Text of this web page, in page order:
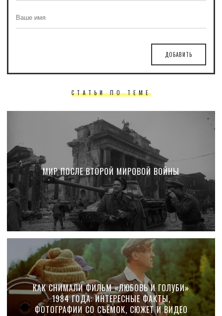
ДОБАВИТЬ
СТАТЬИ ПО ТЕМЕ
МИР ПОСЛЕ ВТОРОЙ МИРОВОЙ ВОЙНЫ
КАК СНИМАЛИ ФИЛЬМ «ЛЮБОВЬ И ГОЛУБИ»
1984 ГОДА: ИНТЕРЕСНЫЕ ФАКТЫ,
ФОТОГРАФИИ СО СЪЁМОК, СЮЖЕТ И ВИДЕО